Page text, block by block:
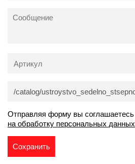
Отправляя форму вы соглашаетесь
на обработку персональных данных